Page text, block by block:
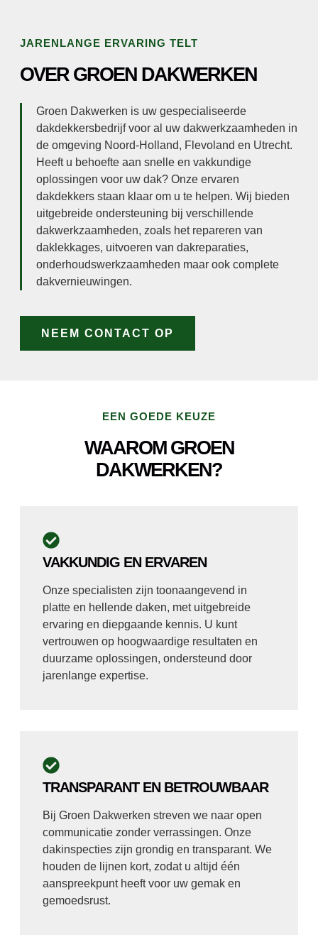
JARENLANGE ERVARING TELT
OVER GROEN DAKWERKEN
Groen Dakwerken is uw gespecialiseerde
dakdekkersbedrijf voor al uw dakwerkzaamheden in
de omgeving Noord-Holland, Flevoland en Utrecht.
Heeft u behoefte aan snelle en vakkundige
oplossingen voor uw dak? Onze ervaren
dakdekkers staan klaar om u te helpen. Wij bieden
uitgebreide ondersteuning bij verschillende
dakwerkzaamheden, zoals het repareren van
daklekkages, uitvoeren van dakreparaties,
onderhoudswerkzaamheden maar ook complete
dakvernieuwingen.
NEEM CONTACT OP
EEN GOEDE KEUZE
WAAROM GROEN
DAKWERKEN?
VAKKUNDIG EN ERVAREN
Onze specialisten zijn toonaangevend in
platte en hellende daken, met uitgebreide
ervaring en diepgaande kennis. U kunt
vertrouwen op hoogwaardige resultaten en
duurzame oplossingen, ondersteund door
jarenlange expertise.
TRANSPARANT EN BETROUWBAAR
Bij Groen Dakwerken streven we naar open
communicatie zonder verrassingen. Onze
dakinspecties zijn grondig en transparant. We
houden de lijnen kort, zodat u altijd één
aanspreekpunt heeft voor uw gemak en
gemoedsrust.